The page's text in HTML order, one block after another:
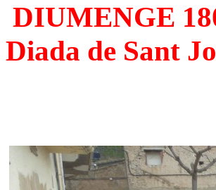
DIUMENGE
Diada de Sant